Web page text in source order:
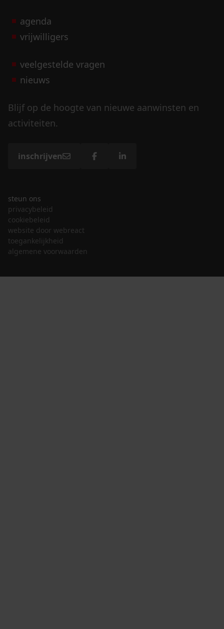
agenda
vrijwilligers
veelgestelde vragen
nieuws
Blijf op de hoogte van nieuwe aanwinsten en
activiteiten.
inschrijven
steun ons
privacybeleid
cookiebeleid
website door webreact
toegankelijkheid
algemene voorwaarden